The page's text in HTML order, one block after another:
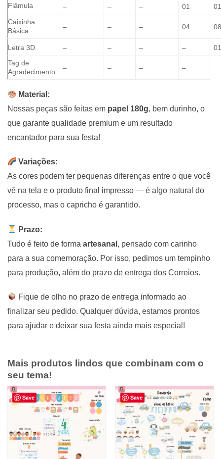
Flâmula – – – 01
01
Caixinha
Básica
– – – 04 08
Letra 3D – – – –
01
Tag de
Agradecimento
– – – –
Material:
Nossas peças são feitas em papel 180g, bem durinho, o
que garante qualidade premium e um resultado
encantador para sua festa!
Variações:
As cores podem ter pequenas diferenças entre o que você
vê na tela e o produto final impresso — é algo natural do
processo, mas o capricho é garantido.
Prazo:
Tudo é feito de forma artesanal , pensado com carinho
para a sua comemoração. Por isso, pedimos um tempinho
para produção, além do prazo de entrega dos Correios.
Fique de olho no prazo de entrega informado ao
finalizar seu pedido. Qualquer dúvida, estamos prontos
para ajudar e deixar sua festa ainda mais especial!
Mais produtos lindos que combinam com o
seu tema!
Save Save